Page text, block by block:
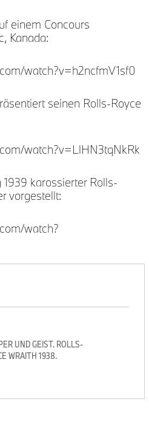
einem Concours
Kanada:
watch?v=h2ncfmV1sf0
seinen Rolls-Royce
watch?v=LlHN3tqNkRk
karossierter Rolls-
vorgestellt:
watch?
UND GEIST. ROLLS-
WRAITH 1938.